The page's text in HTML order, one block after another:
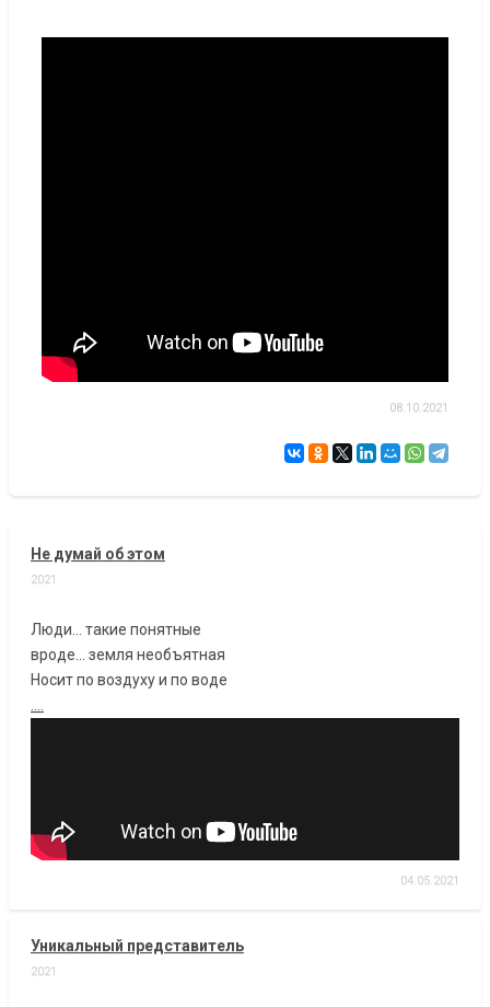
08.10.2021
Не думай об этом
2021
Люди... такие понятные
вроде... земля необъятная
Носит по воздуху и по воде
04.05.2021
Уникальный представитель
2021